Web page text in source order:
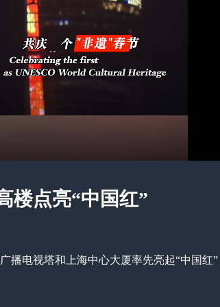
楼点亮“中国红”
电视塔和上海中心大厦率先亮起“中国红